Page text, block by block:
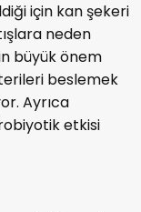
için kan şekeri
neden
büyük önem
beslemek
Ayrıca
etkisi